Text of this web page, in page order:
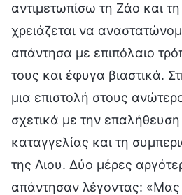
αντιμετωπίσω τη Ζάο και
χρειάζεται να
απάντησα με επιπόλαιο
τους και έφυγα βιαστικά.
μια επιστολή στους
σχετικά με την επαλήθευση
καταγγελίας και τη
της Λιου. Δύο μέρες
απάντησαν λέγοντας: «Μας